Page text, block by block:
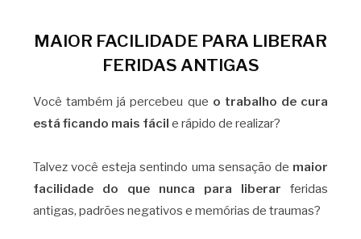
MAIOR FACILIDADE PARA LIBERAR
FERIDAS ANTIGAS
Você também já percebeu que o trabalho de cura
está ficando mais fácil e rápido de realizar?
Talvez você esteja sentindo uma sensação de maior
facilidade do que nunca para liberar feridas
antigas, padrões negativos e memórias de traumas?